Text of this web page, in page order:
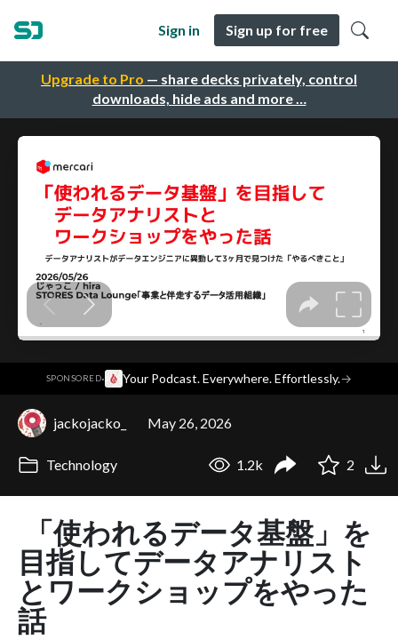
Upgrade to Pro — share decks privately, control
downloads, hide ads and more …
Sign in Sign up for free
SPONSORED· Your Podcast. Everywhere. Effortlessly.→
jackojacko_ May 26, 2026
Technology 1.2k 2
「使われるデータ基盤」を
目指してデータアナリスト
とワークショップをやった
話